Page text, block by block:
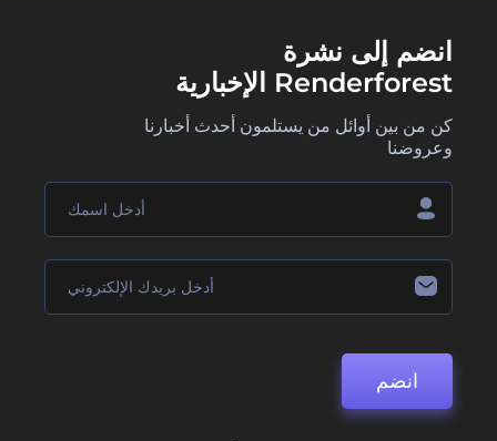
انضم إلى نشرة
Renderforest الإخبارية
كن من بين أوائل من يستلمون أحدث أخبارنا
وعروضنا
انضم